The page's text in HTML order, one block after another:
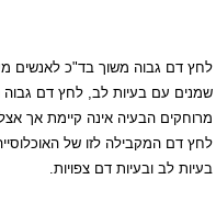
לחץ דם גבוה משוך בד"כ לאנשים
שמנים עם בעיות לב, לחץ דם גבוה
מרוחקים הבעיה אינה קיימת אך
לחץ דם המקבילה לזו של
בעיות לב ובעיות דם צפויות.